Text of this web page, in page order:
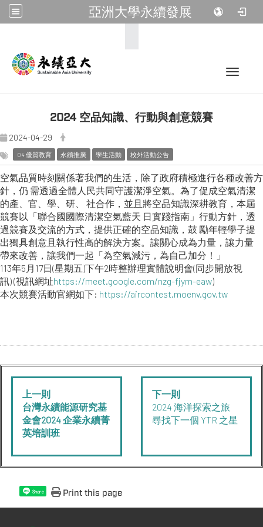
亞洲大學永續發展
Toggle
2024 空品知識、行動與創意競賽
2024-04-29
04 優質教育 永續推廣 學生活動 校外活動公告
空氣品質時刻關係著我們的生活，除了政府積極進行各種改善方
針，仍 需透過全體人民共同守護潔淨空氣。為了促成空氣清潔
的產、官、學、研、 社合作，並且將空品知識深耕教育，本屆
競賽以「聯合國國際清潔空氣藍天 日實踐指南」行動方針，透
過競賽及交流的方式，提供正確的空品知識，鼓 勵年輕學子提
出獨具創意且執行性高的解決方案。讓關心成為力量，讓力量
帶來改善，讓我們一起「為空氣減污，為自己加分！」
113年5月17日(星期五)下午2時整辦理實體說明會(同步開放視
訊) (視訊網址https://meet.google.com/nzg-fjym-eaw)
本次競賽活動官網如下: https://aircontest.moenv.gov.tw
上一則
台灣永續能源研究基
金會2024 企業永續菁
英培訓班
下一則
2024 海洋探索之旅
尋找下一個 YTR 之星
Share Print this page